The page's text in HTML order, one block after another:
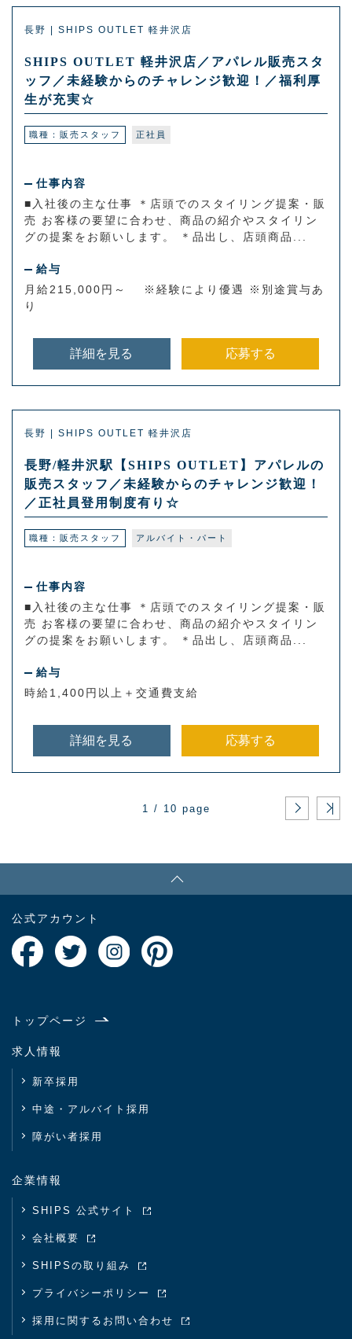
長野 | SHIPS OUTLET 軽井沢店
SHIPS OUTLET 軽井沢店／アパレル販売スタ
ッフ／未経験からのチャレンジ歓迎！／福利厚
生が充実☆
職種：販売スタッフ 正社員
仕事内容
■入社後の主な仕事 ＊店頭でのスタイリング提案・販
売 お客様の要望に合わせ、商品の紹介やスタイリン
グの提案をお願いします。 ＊品出し、店頭商品...
給与
月給215,000円～ ※経験により優遇 ※別途賞与あ
り
詳細を見る 応募する
長野 | SHIPS OUTLET 軽井沢店
長野/軽井沢駅【SHIPS OUTLET】アパレルの
販売スタッフ／未経験からのチャレンジ歓迎！
／正社員登用制度有り☆
職種：販売スタッフ アルバイト・パート
仕事内容
■入社後の主な仕事 ＊店頭でのスタイリング提案・販
売 お客様の要望に合わせ、商品の紹介やスタイリン
グの提案をお願いします。 ＊品出し、店頭商品...
給与
時給1,400円以上＋交通費支給
詳細を見る 応募する
1 / 10 page
公式アカウント
トップページ
求人情報
新卒採用
中途・アルバイト採用
障がい者採用
企業情報
SHIPS 公式サイト
会社概要
SHIPSの取り組み
プライバシーポリシー
採用に関するお問い合わせ